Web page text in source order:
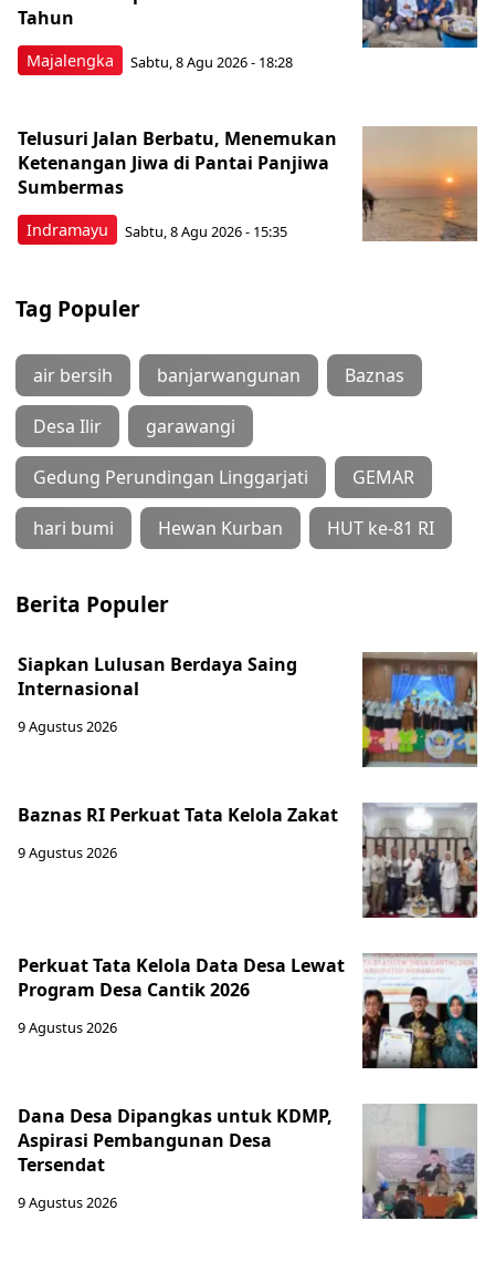
Majalengka
Tahun
Sabtu, 8 Agu 2026 - 18:28
Indramayu
Telusuri Jalan Berbatu, Menemukan
Ketenangan Jiwa di Pantai Panjiwa
Sumbermas
Sabtu, 8 Agu 2026 - 15:35
Tag Populer
air bersih banjarwangunan Baznas
Desa Ilir garawangi
Gedung Perundingan Linggarjati GEMAR
hari bumi Hewan Kurban HUT ke-81 RI
Berita Populer
Siapkan Lulusan Berdaya Saing
Internasional
9 Agustus 2026
Baznas RI Perkuat Tata Kelola Zakat
9 Agustus 2026
Perkuat Tata Kelola Data Desa Lewat
Program Desa Cantik 2026
9 Agustus 2026
Dana Desa Dipangkas untuk KDMP,
Aspirasi Pembangunan Desa
Tersendat
9 Agustus 2026